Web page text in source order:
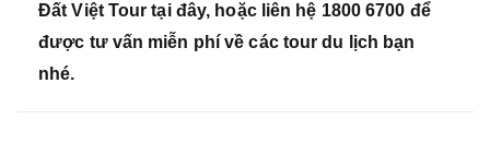
Đất Việt Tour tại đây, hoặc liên hệ 1800 6700 để
được tư vấn miễn phí về các tour du lịch bạn
nhé.